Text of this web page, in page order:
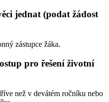
jednat (podat žádost
zástupce žáka.
pro řešení životní
než v devátém ročníku nebo